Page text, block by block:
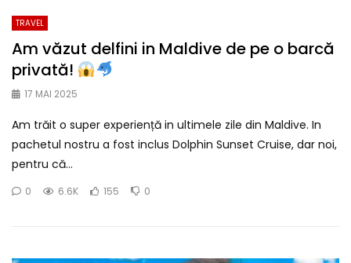
TRAVEL
Am văzut delfini in Maldive de pe o barcă
privată!
17 MAI 2025
Am trăit o super experiență in ultimele zile din Maldive. In
pachetul nostru a fost inclus Dolphin Sunset Cruise, dar noi,
pentru că...
0 6.6K 155 0